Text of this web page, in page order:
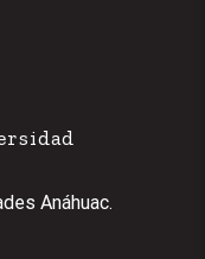
Anáhuac.